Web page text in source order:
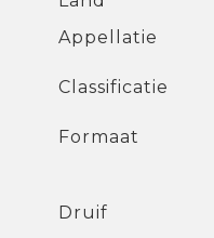
Appellatie
Classificatie
Formaat
Druif